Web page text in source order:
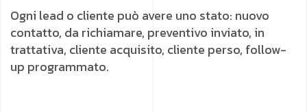
Ogni lead o cliente può avere uno stato: nuovo
contatto, da richiamare, preventivo inviato, in
trattativa, cliente acquisito, cliente perso, follow-
up programmato.